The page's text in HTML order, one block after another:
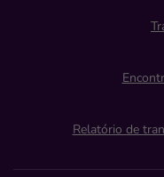
Relatório de